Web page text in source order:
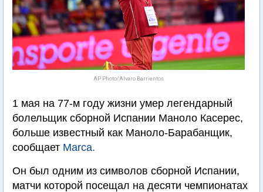
AP Photo/Alvaro Barrientos
1 мая на 77-м году жизни умер легендарный
болельщик сборной Испании Маноло Касерес,
больше известный как Маноло-Барабанщик,
сообщает Marca.
Он был одним из символов сборной Испании,
матчи которой посещал на десяти чемпионатах